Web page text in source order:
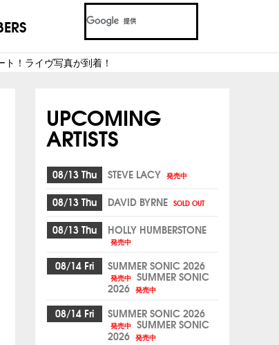
！ライヴ写真が到着！
UPCOMING
ARTISTS
08/13 Thu STEVE LACY 発売中
08/13 Thu DAVID BYRNE SOLD OUT
08/13 Thu HOLLY HUMBERSTONE
発売中
08/14 Fri SUMMER SONIC 2026
発売中 SUMMER SONIC
2026 発売中
08/14 Fri SUMMER SONIC 2026
発売中 SUMMER SONIC
2026 発売中